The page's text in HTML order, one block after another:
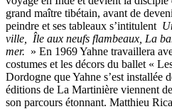
grand maître tibétain, avant de
peindre et ses tableaux s’intitulent
ville, Île aux neufs flambeaux, La
mer. » En 1969 Yahne travaillera
costumes et les décors du ballet «
Dordogne que Yahne s’est installée
éditions de La Martinière viennent
son parcours étonnant. Matthieu